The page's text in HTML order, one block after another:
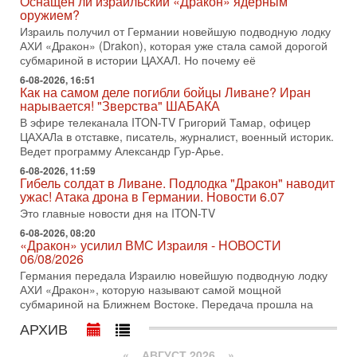
Нетаньяху в США и его встреча с Дональдом Трампом
оставили больше вопросов, чем ответов. Полная
31-07-2026, 15:18
Иран готовит покушение на Нетаниягу! Трамп не
хочет эскалации, но КСИР готовит взрыв!
В эфире телеканала ITON-TV СЕРГЕЙ МИГДАЛЬ, эксперт
по вопросам безопасности, офицер запаса
Международного управления полиции Израиля, автор
31-07-2026, 09:02
Битва за разоружение ХАМАСа - НОВОСТИ
31/07/2026
Сегодня президент США Дональд Трамп заявил о
достижении исторического соглашения о полном
разоружении ХАМАСа и других вооруженных группировок в
30-07-2026, 17:59
Иран доведет Трампа до крайних мер? Разбор и
оценка от военного обозревателя Давида Шарпа
Ситуация вокруг противостояния Ирана и США накаляется
с каждым днем. Почему Трамп в самый последний момент
отменил решение о нанесении тяжелых ударов
30-07-2026, 16:54
Покупатель авиакомпании «Аркия» намерен
оружием?
Израиль получил от Германии новейшую подводную лодку
АХИ «Дракон» (Drakon), которая уже стала самой дорогой
субмариной в истории ЦАХАЛ. Но почему её
6-08-2026, 16:51
Как на самом деле погибли бойцы Ливане? Иран
нарывается! "Зверства" ШАБАКА
В эфире телеканала ITON-TV Григорий Тамар, офицер
ЦАХАЛа в отставке, писатель, журналист, военный историк.
Ведет программу Александр Гур-Арье.
6-08-2026, 11:59
Гибель солдат в Ливане. Подлодка "Дракон" наводит
ужас! Атака дрона в Германии. Новости 6.07
Это главные новости дня на ITON-TV
6-08-2026, 08:20
«Дракон» усилил ВМС Израиля - НОВОСТИ
06/08/2026
Германия передала Израилю новейшую подводную лодку
АХИ «Дракон», которую называют самой мощной
субмариной на Ближнем Востоке. Передача прошла на
АРХИВ